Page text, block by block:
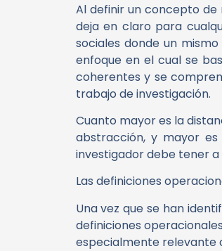
Al definir un concepto
deja en claro para
sociales donde un
enfoque en el cual se
coherentes y se
trabajo de investigación.
Cuanto mayor es la
abstracción, y mayor
investigador debe tener a
Las definiciones
Una vez que se han
definiciones
especialmente relevante